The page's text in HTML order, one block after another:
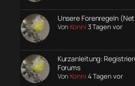
Unsere Forenregeln
Von Konni 3 Tagen vor
Kurzanleitung:
Forums
Von Konni 4 Tagen vor